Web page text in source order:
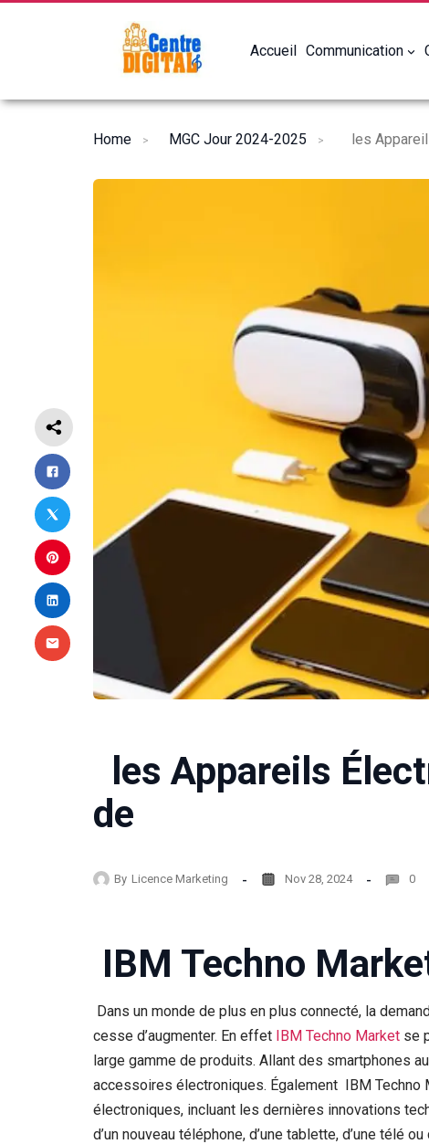
Accueil Communication
Home MGC Jour 2024-2025 les
les Appareils
de
By Licence Marketing Nov 28, 2024 0
IBM Techno
Dans un monde de plus en plus connecté, la
cesse d’augmenter. En effet IBM Techno Market se
large gamme de produits. Allant des smartphones
accessoires électroniques. Également IBM
électroniques, incluant les dernières innovations
d’un nouveau téléphone, d’une tablette, d’une télé